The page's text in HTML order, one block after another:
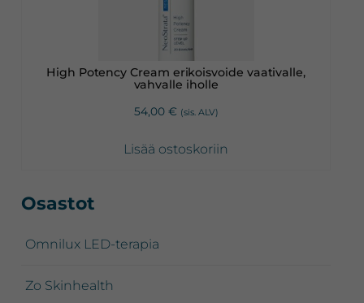
High Potency Cream erikoisvoide vaativalle,
vahvalle iholle
54,00 € (sis. ALV)
Lisää ostoskoriin
Ensisijainen
Osastot
Omnilux LED-terapia
Zo Skinhealth